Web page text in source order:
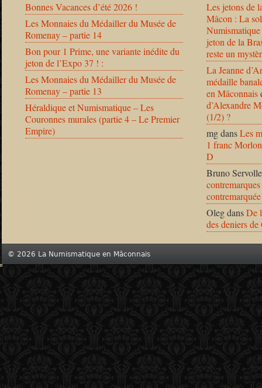
Bonnes Vacances d’été 2026 !
Les Monnaies du Médailler du Musée de
Romenay – partie 14
Bon pour 1 Prime, une variante inédite du
jeton de l’Expo 37 ! :
Les Monnaies du Médailler du Musée de
Romenay – partie 13
Héraldique et Numismatique – Les
Couronnes murales (partie 4 – Le Premier
Empire)
Les jetons de
Mâcon : La
jeton de la
reste un
La Jeanne
médaille
en Mâconnais
d’Alexandre
(1/2) ?
mgdansLes
1 franc
D
Bruno Servolle
OlegdansDe
des deniers
© 2026 La Numismatique en Mâconnais